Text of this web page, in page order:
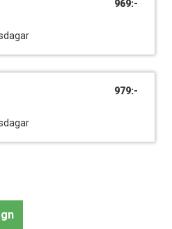
969:-
979:-